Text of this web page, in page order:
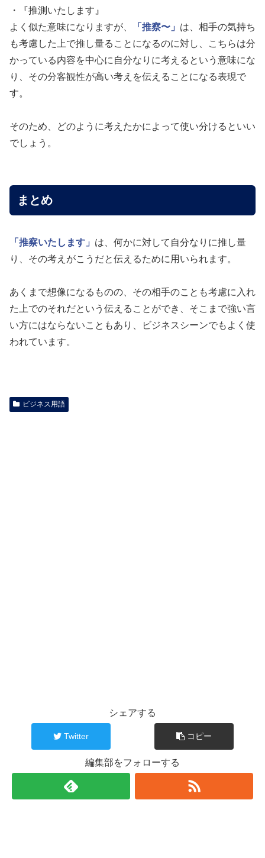
・『推測いたします』
よく似た意味になりますが、
「推察〜」 は、相手の気持ち
も考慮した上で推し量ることになるのに対し、こちらは分
かっている内容を中心に自分なりに考えるという意味にな
り、その分客観性が高い考えを伝えることになる表現で
す。
そのため、どのように考えたかによって使い分けるといい
でしょう。
まとめ
「推察いたします」 は、何かに対して自分なりに推し量
り、その考えがこうだと伝えるために用いられます。
あくまで想像になるものの、その相手のことも考慮に入れ
た上でのそれだという伝えることができ、そこまで強い言
い方にはならないこともあり、ビジネスシーンでもよく使
われています。
ビジネス用語
シェアする
Twitter コピー
編集部をフォローする